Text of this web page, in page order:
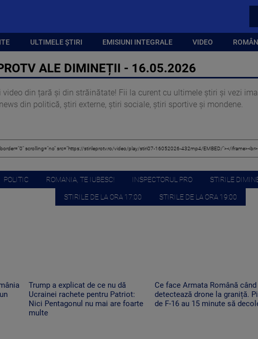
ULTIMELE ȘTIRI EMISIUNI INTEGRALE VIDEO
ALE DIMINEȚII - 16.05.2026
din țară și din străinătate! Fii la curent cu ultimele știri și vezi
din politică, știri externe, știri sociale, știri sportive și mondene.
POLITIC ROMANIA, TE IUBESC! INSPECTORUL PRO STIRILE
STIRILE DE LA ORA 17:00 STIRILE DE LA ORA 19:00
Trump a explicat de ce nu dă
Ucrainei rachete pentru Patriot:
Nici Pentagonul nu mai are foarte
multe
Ce face Armata Română când
detectează drone la graniță.
de F-16 au 15 minute să